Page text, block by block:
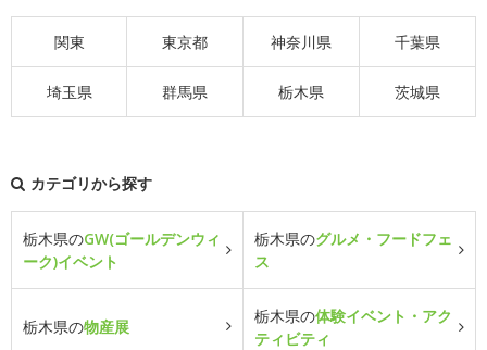
関東 東京都 神奈川県 千葉県
埼玉県 群馬県 栃木県 茨城県
カテゴリから探す
栃木県のGW(ゴールデンウィ
ーク)イベント
栃木県のグルメ・フードフェ
ス
栃木県の物産展
栃木県の体験イベント・アク
ティビティ